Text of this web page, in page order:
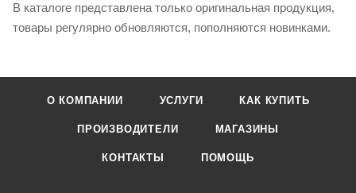
В каталоге представлена только оригинальная продукция,
товары регулярно обновляются, пополняются новинками.
О КОМПАНИИ УСЛУГИ КАК КУПИТЬ
ПРОИЗВОДИТЕЛИ МАГАЗИНЫ
КОНТАКТЫ ПОМОЩЬ